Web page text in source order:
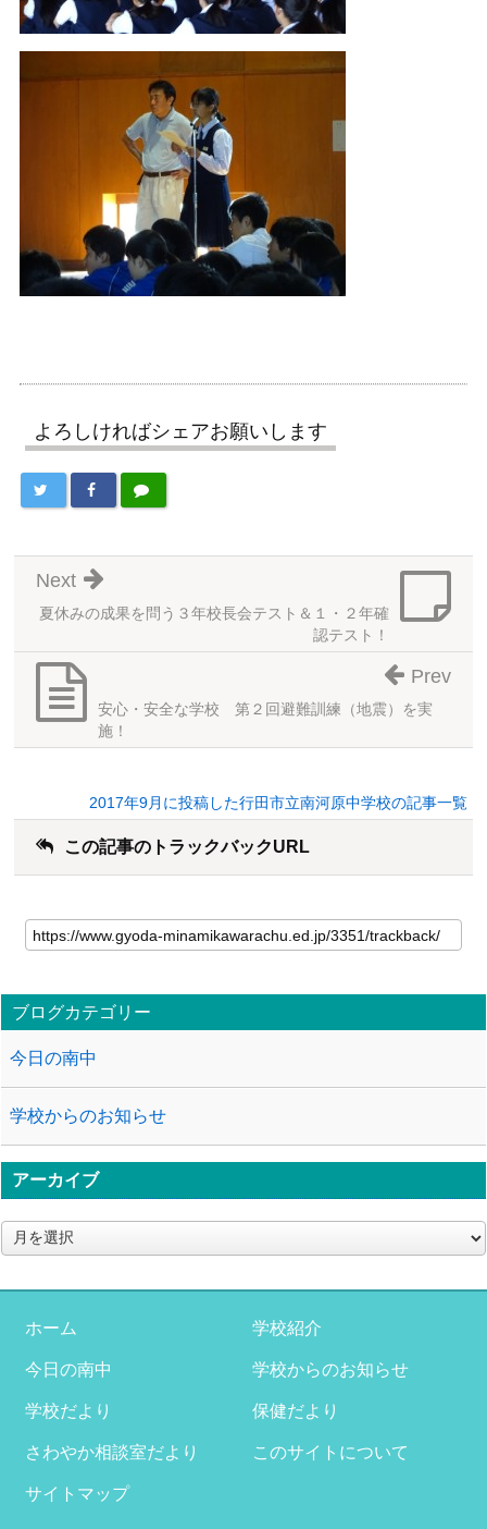
よろしければシェアお願いします
夏休みの成果を問う３年校長会テスト＆１・２年確
認テスト！
Next
安心・安全な学校 第２回避難訓練（地震）を実
施！
Prev
2017年9月に投稿した行田市立南河原中学校の記事一覧
この記事のトラックバックURL
ブログカテゴリー
今日の南中
学校からのお知らせ
アーカイブ
ア
ー
イ
ホーム 学校紹介
今日の南中 学校からのお知らせ
学校だより 保健だより
さわやか相談室だより このサイトについて
サイトマップ